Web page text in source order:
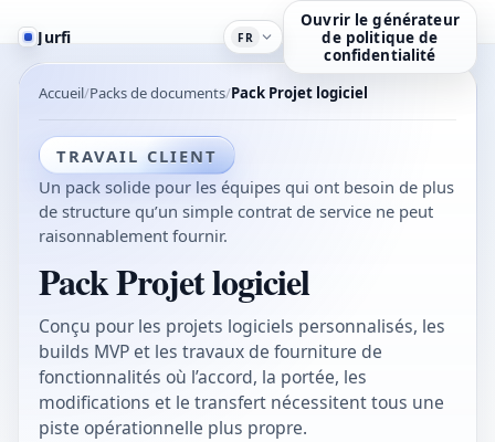
Jurfi FR
Ouvrir le générateur
de politique de
confidentialité
Accueil Packs de documents Pack Projet logiciel
TRAVAIL CLIENT
Un pack solide pour les équipes qui ont besoin de plus
de structure qu’un simple contrat de service ne peut
raisonnablement fournir.
Pack Projet logiciel
Conçu pour les projets logiciels personnalisés, les
builds MVP et les travaux de fourniture de
fonctionnalités où l’accord, la portée, les
modifications et le transfert nécessitent tous une
piste opérationnelle plus propre.